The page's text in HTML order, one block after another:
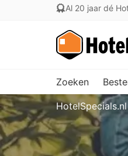
Al 20 jaar dé
Zoeken
HotelSpecials.nl